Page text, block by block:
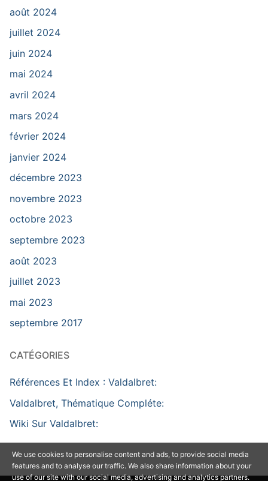
août 2024
juillet 2024
juin 2024
mai 2024
avril 2024
mars 2024
février 2024
janvier 2024
décembre 2023
novembre 2023
octobre 2023
septembre 2023
août 2023
juillet 2023
mai 2023
septembre 2017
CATÉGORIES
Références Et Index : Valdalbret:
Valdalbret, Thématique Compléte:
Wiki Sur Valdalbret:
We use cookies to personalise content and ads, to provide social media
features and to analyse our traffic. We also share information about your
use of our site with our social media, advertising and analytics partners.